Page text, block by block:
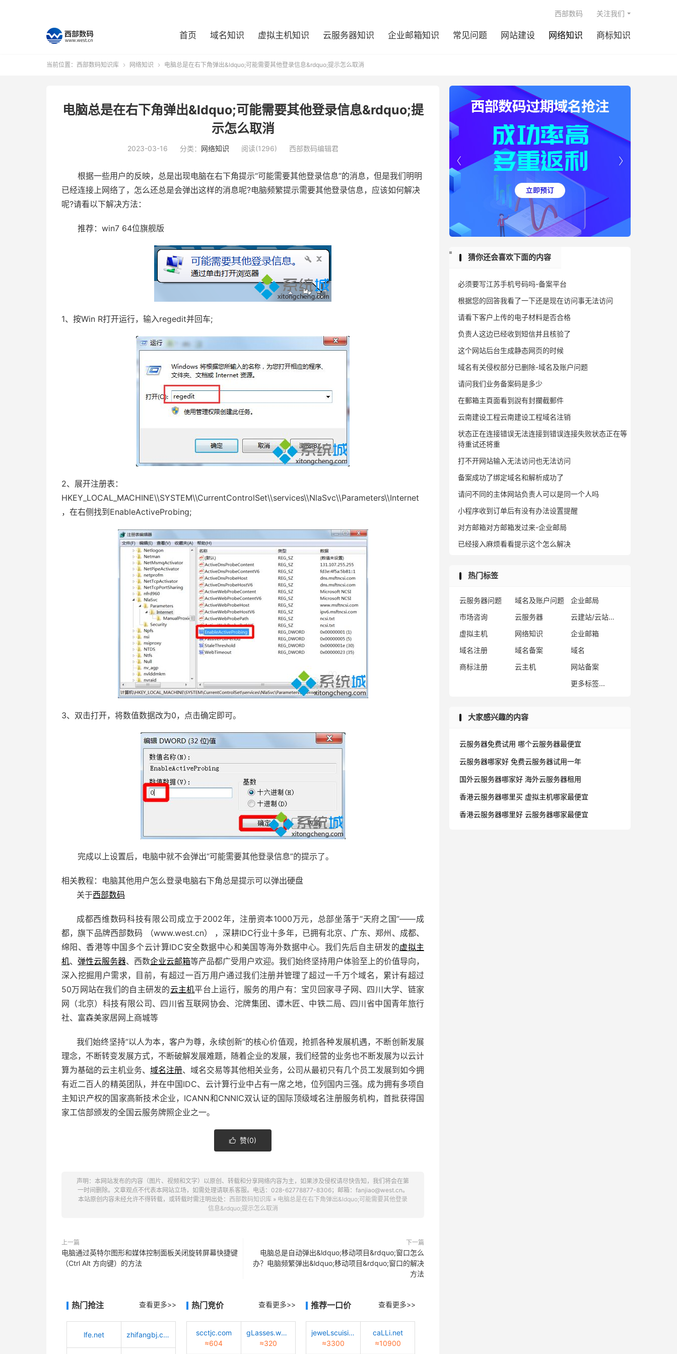
首页 域名知识 虚拟主机知识 云服务器知识 企业邮箱知识 常见问题 网站建设 网络知识 商标知识
西部数码 关注我们
当前位置： 西部数码知识库  网络知识  电脑总是在右下角弹出&ldquo;可能需要其他登录信息&rdquo;提示怎么取消
电脑总是在右下角弹出&ldquo;可能需要其他登录信息&rdquo;提
示怎么取消
2023-03-16 分类： 网络知识 阅读(1296) 西部数码编辑君
根据一些用户的反映，总是出现电脑在右下角提示“可能需要其他登录信息”的消息，但是我们明明
已经连接上网络了，怎么还总是会弹出这样的消息呢?电脑频繁提示需要其他登录信息，应该如何解决
呢?请看以下解决方法：
推荐：win7 64位旗舰版
1、按Win R打开运行，输入regedit并回车;
2、展开注册表：
HKEY_LOCAL_MACHINE\\SYSTEM\\CurrentControlSet\\services\\NlaSvc\\Parameters\\Internet
，在右侧找到EnableActiveProbing;
3、双击打开，将数值数据改为0，点击确定即可。
完成以上设置后，电脑中就不会弹出“可能需要其他登录信息”的提示了。
相关教程： 电脑其他用户怎么登录电脑右下角总是提示可以弹出硬盘
关于西部数码
成都西维数码科技有限公司成立于2002年，注册资本1000万元，总部坐落于“天府之国”——成
都，旗下品牌西部数码 （www.west.cn） ，深耕IDC行业十多年，已拥有北京、广东、郑州、成都、
绵阳、香港等中国多个云计算IDC安全数据中心和美国等海外数据中心。我们先后自主研发的虚拟主
机、 弹性云服务器、西数企业云邮箱等产品都广受用户欢迎。我们始终坚持用户体验至上的价值导向，
深入挖掘用户需求，目前，有超过一百万用户通过我们注册并管理了超过一千万个域名，累计有超过
50万网站在我们的自主研发的云主机平台上运行，服务的用户有：宝贝回家寻子网、四川大学、链家
网（北京）科技有限公司、四川省互联网协会、沱牌集团、谭木匠、中铁二局、四川省中国青年旅行
社、富森美家居网上商城等
我们始终坚持“以人为本，客户为尊，永续创新”的核心价值观，抢抓各种发展机遇，不断创新发展
理念，不断转变发展方式，不断破解发展难题，随着企业的发展，我们经营的业务也不断发展为以云计
算为基础的云主机业务、 域名注册、域名交易等其他相关业务，公司从最初只有几个员工发展到如今拥
有近二百人的精英团队，并在中国IDC、云计算行业中占有一席之地，位列国内三强。成为拥有多项自
主知识产权的国家高新技术企业，ICANN和CNNIC双认证的国际顶级域名注册服务机构，首批获得国
家工信部颁发的全国云服务牌照企业之一。
 赞(0)
声明：本网站发布的内容（图片、视频和文字）以原创、转载和分享网络内容为主，如果涉及侵权请尽快告知，我们将会在第
一时间删除。文章观点不代表本网站立场，如需处理请联系客服。电话：028-62778877-8306；邮箱：fanjiao@west.cn。
本站原创内容未经允许不得转载，或转载时需注明出处： 西部数码知识库 » 电脑总是在右下角弹出&ldquo;可能需要其他登录
信息&rdquo;提示怎么取消
上一篇
电脑通过英特尔图形和媒体控制面板关闭旋转屏幕快捷键
（Ctrl Alt 方向键）的方法
下一篇
电脑总是自动弹出&ldquo;移动项目&rdquo;窗口怎么
办？电脑频繁弹出&ldquo;移动项目&rdquo;窗口的解决
方法
热门抢注 查看更多>>
lfe.net zhifangbj.com
热门竞价 查看更多>>
scctjc.com
≈604
gLasses.worLd
≈320
推荐一口价 查看更多>>
jeweLscuisine.com
≈3300
caLLi.net
≈10900


猜你还会喜欢下面的内容
必须要写江苏手机号码吗-备案平台
根据您的回答我看了一下还是现在访问事无法访问
请看下客户上传的电子材料是否合格
负责人这边已经收到短信并且核验了
这个网站后台生成静态网页的时候
域名有关侵权部分已删除-域名及账户问题
请问我们业务备案码是多少
在郵箱主頁面看到說有封攔截郵件
云南建设工程云南建设工程域名注销
状态正在连接错误无法连接到错误连接失败状态正在等
待重试还将重
打不开网站输入无法访问也无法访问
备案成功了绑定域名和解析成功了
请问不同的主体网站负责人可以是同一个人吗
小程序收到订单后有没有办法设置提醒
对方邮箱对方邮箱发过来-企业邮局
已经接入麻烦看看提示这个怎么解决
热门标签
云服务器问题 域名及账户问题
企业邮局
市场咨询
云服务器
云建站/云站群/小程序
虚拟主机
网络知识
企业邮箱
域名注册
域名备案
域名
商标注册
云主机
网站备案
更多标签...
大家感兴趣的内容
云服务器免费试用 哪个云服务器最便宜
云服务器哪家好 免费云服务器试用一年
国外云服务器哪家好 海外云服务器租用
香港云服务器哪里买 虚拟主机哪家最便宜
香港云服务器哪里好 云服务器哪家最便宜